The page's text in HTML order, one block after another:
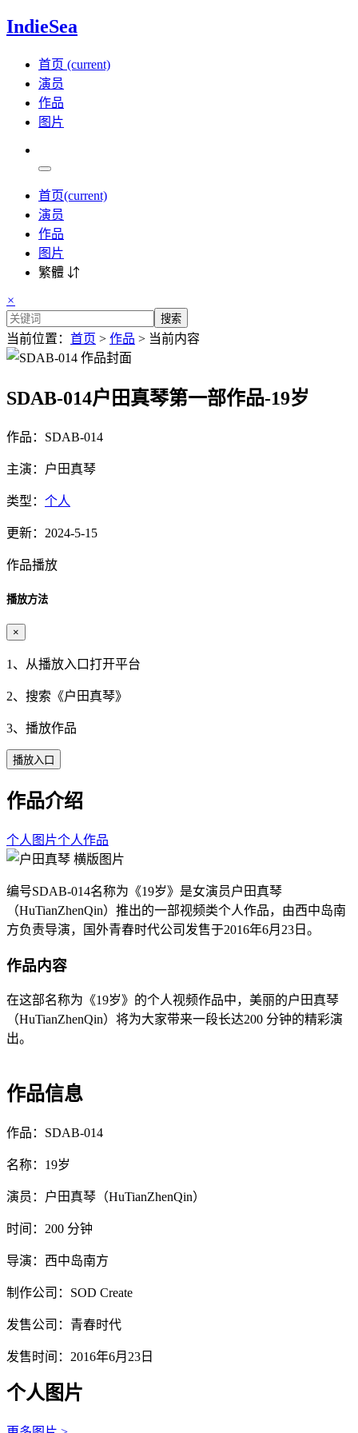
IndieSea
首页 (current)
演员
作品
图片
首页(current)
演员
作品
图片
繁體 ⇵
×
搜索
当前位置： 首页 > 作品 > 当前内容
SDAB-014户田真琴第一部作品-19岁
作品：SDAB-014
主演：户田真琴
类型： 个人
更新：2024-5-15
作品播放
播放方法
×
1、从播放入口打开平台
2、搜索《户田真琴》
3、播放作品
播放入口
作品介绍
个人图片个人作品
编号SDAB-014名称为《19岁》是女演员户田真琴
（HuTianZhenQin）推出的一部视频类个人作品，由西中岛南
方负责导演，国外青春时代公司发售于2016年6月23日。
作品内容
在这部名称为《19岁》的个人视频作品中，美丽的户田真琴
（HuTianZhenQin）将为大家带来一段长达200 分钟的精彩演
出。
作品信息
作品：SDAB-014
名称：19岁
演员：户田真琴（HuTianZhenQin）
时间：200 分钟
导演：西中岛南方
制作公司：SOD Create
发售公司：青春时代
发售时间：2016年6月23日
个人图片